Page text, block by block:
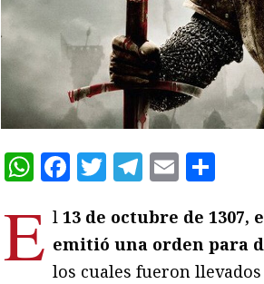
WhatsApp
Facebook
Twitter
Telegram
Email
E l 13 de octubre de
emitió una orden para
los cuales fueron